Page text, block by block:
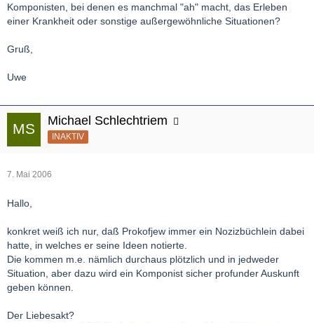
Komponisten, bei denen es manchmal "ah" macht, das Erleben
einer Krankheit oder sonstige außergewöhnliche Situationen?
Gruß,
Uwe
Michael Schlechtriem
INAKTIV
7. Mai 2006
Hallo,
konkret weiß ich nur, daß Prokofjew immer ein Nozizbüchlein dabei
hatte, in welches er seine Ideen notierte.
Die kommen m.e. nämlich durchaus plötzlich und in jedweder
Situation, aber dazu wird ein Komponist sicher profunder Auskunft
geben können.
Der Liebesakt?